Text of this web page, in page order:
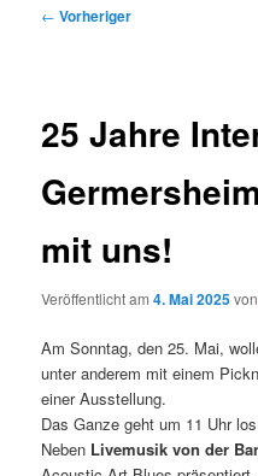
Beitragsnavigation
← Vorheriger
25 Jahre
mit uns!
Veröffentlicht am4. Mai 2025
Am Sonntag, den 25. Mai,
unter anderem mit einem
einer Ausstellung.
Das Ganze geht um 11 Uhr
Neben Livemusik von der